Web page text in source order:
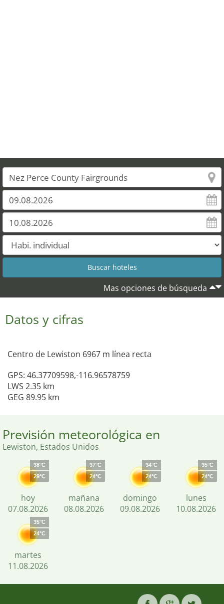
Mas opciones de búsqueda
Datos y cifras
Centro de Lewiston 6967 m línea recta
GPS: 46.37709598,-116.96578759
LWS 2.35 km
GEG 89.95 km
Previsión meteorológica en
Lewiston, Estados Unidos
38°C
29°C
hoy
07.08.2026
37°C
24°C
mañana
08.08.2026
34°C
24°C
domingo
09.08.2026
35°C
24°C
lunes
10.08.2026
35°C
24°C
martes
11.08.2026